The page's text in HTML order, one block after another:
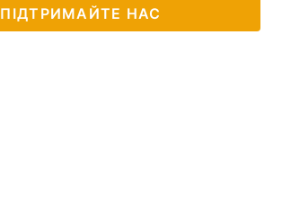
ПІДТРИМАЙТЕ НАС